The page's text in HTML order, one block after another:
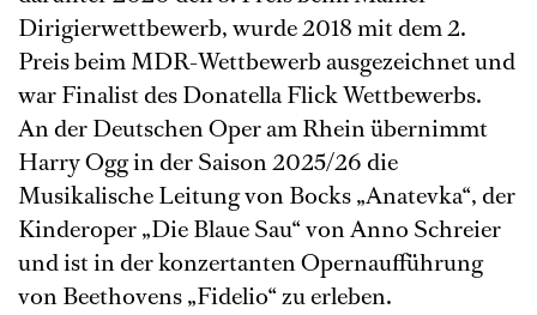
Dirigierwettbewerb, wurde 2018 mit dem 2.
Preis beim MDR-Wettbewerb ausgezeichnet und
war Finalist des Donatella Flick Wettbewerbs.
An der Deutschen Oper am Rhein übernimmt
Harry Ogg in der Saison 2025/26 die
Musikalische Leitung von Bocks „Anatevka“, der
Kinderoper „Die Blaue Sau“ von Anno Schreier
und ist in der konzertanten Opernaufführung
von Beethovens „Fidelio“ zu erleben.